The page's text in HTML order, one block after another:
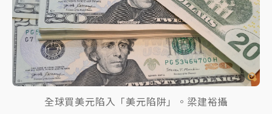
全球買美元陷入「美元陷阱」。梁建裕攝